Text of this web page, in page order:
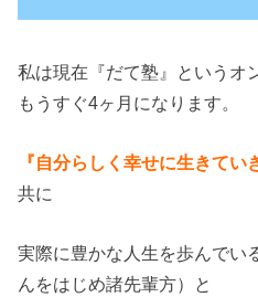
私は現在『だて塾』というオ
もうすぐ4ヶ月になります。
『自分らしく幸せに生きてい
共に
実際に豊かな人生を歩んでい
んをはじめ諸先輩方）と